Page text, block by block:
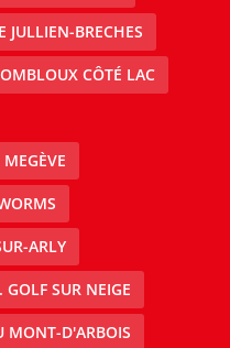
JULLIEN-BRECHES
CÔTÉ LAC
ARLY
SUR NEIGE
MONT-D'ARBOIS